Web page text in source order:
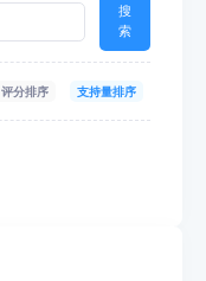
搜
索
评分排序 支持量排序